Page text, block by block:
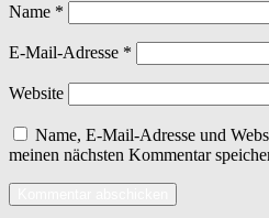
Name *
E-Mail-Adresse *
Website
Name, E-Mail-Adresse und
meinen nächsten Kommentar